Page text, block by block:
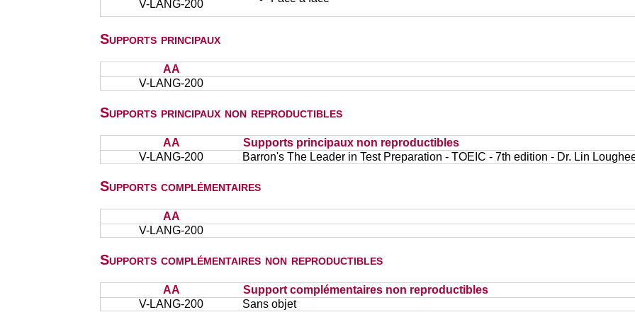
V-LANG-200
Supports principaux
AA
V-LANG-200
Supports principaux non reproductibles
AA
Supports principaux non reproductibles
V-LANG-200
Barron's The Leader in Test Preparation - TOEIC - 7th edition - Dr. Lin
Supports complémentaires
AA
V-LANG-200
Supports complémentaires non reproductibles
AA
Support complémentaires non reproductibles
V-LANG-200
Sans objet